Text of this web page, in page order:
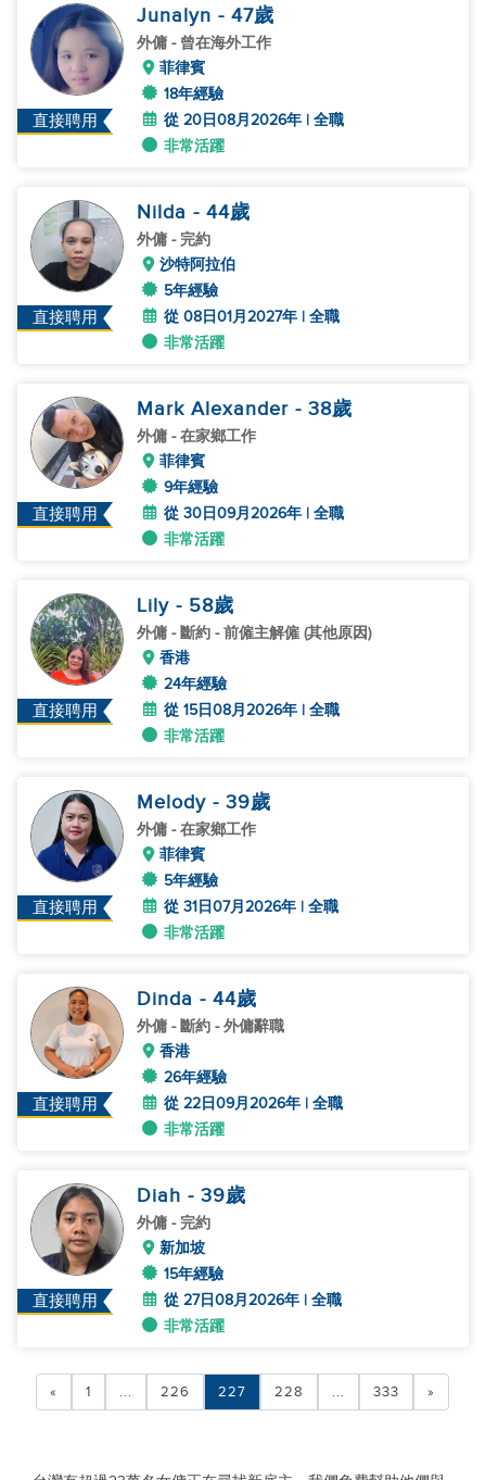
直接聘用
Junalyn - 47歲
外傭 - 曾在海外工作
菲律賓
18年經驗
從 20日08月2026年 | 全職
非常活躍
直接聘用
Nilda - 44歲
外傭 - 完約
沙特阿拉伯
5年經驗
從 08日01月2027年 | 全職
非常活躍
直接聘用
Mark Alexander - 38歲
外傭 - 在家鄉工作
菲律賓
9年經驗
從 30日09月2026年 | 全職
非常活躍
直接聘用
Lily - 58歲
外傭 - 斷約 - 前僱主解僱 (其他原因)
香港
24年經驗
從 15日08月2026年 | 全職
非常活躍
直接聘用
Melody - 39歲
外傭 - 在家鄉工作
菲律賓
5年經驗
從 31日07月2026年 | 全職
非常活躍
直接聘用
Dinda - 44歲
外傭 - 斷約 - 外傭辭職
香港
26年經驗
從 22日09月2026年 | 全職
非常活躍
直接聘用
Diah - 39歲
外傭 - 完約
新加坡
15年經驗
從 27日08月2026年 | 全職
非常活躍
« 1 ... 226 227 228 ... 333 »